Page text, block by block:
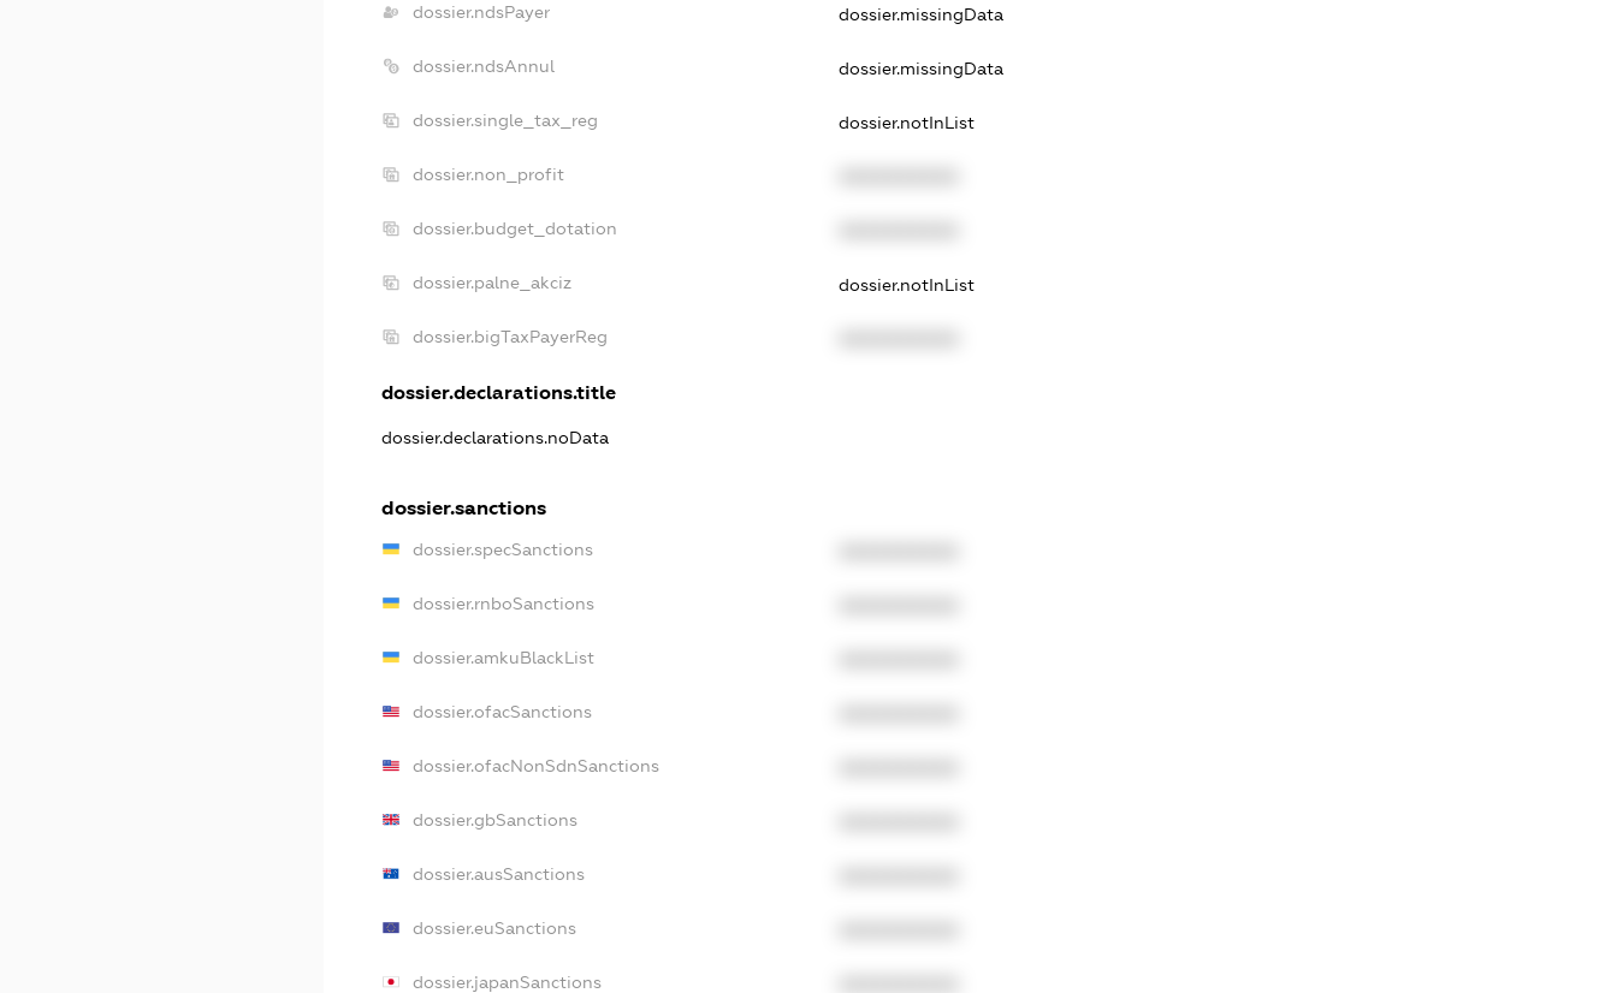
dossier.ndsPayer dossier.missingData
dossier.ndsAnnul dossier.missingData
dossier.single_tax_reg dossier.notInList
dossier.non_profit
dossier.budget_dotation
dossier.palne_akciz dossier.notInList
dossier.bigTaxPayerReg
dossier.declarations.title
dossier.declarations.noData
dossier.sanctions
dossier.specSanctions
dossier.rnboSanctions
dossier.amkuBlackList
dossier.ofacSanctions
dossier.ofacNonSdnSanctions
dossier.gbSanctions
dossier.ausSanctions
dossier.euSanctions
dossier.japanSanctions